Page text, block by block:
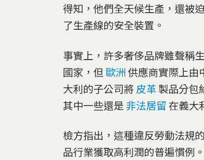
得知，他們全天候生產，還被
了生產線的安全裝置。
事實上，許多奢侈品牌雖聲稱
國家，但 歐洲供應商實際上由
大利的子公司將 皮革製品分包
其中一些還是 非法居留 在義大
檢方指出，這種違反勞動法規
品行業獲取高利潤的普遍慣例